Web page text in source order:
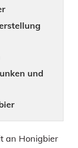
und
an Honigbier